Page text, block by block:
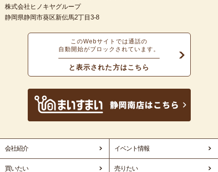
株式会社ヒノキヤグループ
静岡県静岡市葵区新伝馬2丁目3-8
このWebサイトでは通話の
自動開始がブロックされています。
と表示された方はこちら
会社紹介 イベント情報
買いたい 売りたい